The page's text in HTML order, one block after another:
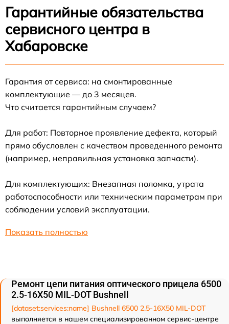
Гарантийные обязательства
сервисного центра в
Хабаровске
Гарантия от сервиса: на смонтированные
комплектующие — до 3 месяцев.
Что считается гарантийным случаем?
Для работ: Повторное проявление дефекта, который
прямо обусловлен с качеством проведенного ремонта
(например, неправильная установка запчасти).
Для комплектующих: Внезапная поломка, утрата
работоспособности или техническим параметрам при
соблюдении условий эксплуатации.
Показать полностью
Ремонт цепи питания оптического прицела 6500
2.5-16X50 MIL-DOT Bushnell
[dataset:services:name] Bushnell 6500 2.5-16X50 MIL-DOT
выполняется в нашем специализированном сервис-центре